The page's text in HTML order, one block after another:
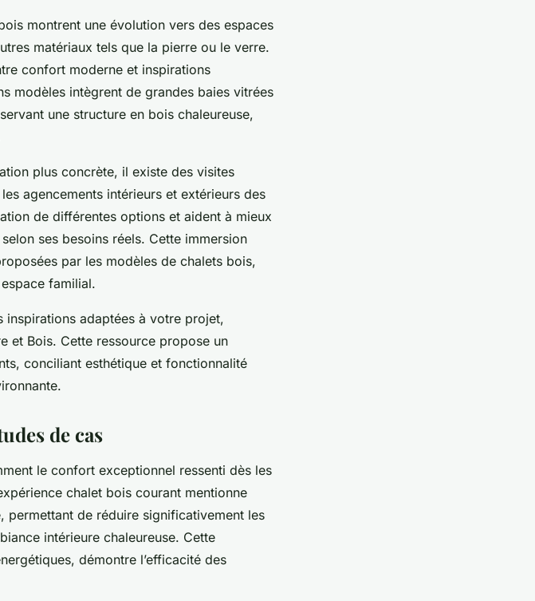
montrent une évolution vers des espaces
matériaux tels que la pierre ou le verre.
confort moderne et inspirations
modèles intègrent de grandes baies vitrées
une structure en bois chaleureuse,
plus concrète, il existe des visites
agencements intérieurs et extérieurs des
de différentes options et aident à mieux
ses besoins réels. Cette immersion
par les modèles de chalets bois,
espace familial.
adaptées à votre projet,
et Bois. Cette ressource propose un
conciliant esthétique et fonctionnalité
de cas
le confort exceptionnel ressenti dès les
chalet bois courant mentionne
permettant de réduire significativement les
intérieure chaleureuse. Cette
démontre l’efficacité des